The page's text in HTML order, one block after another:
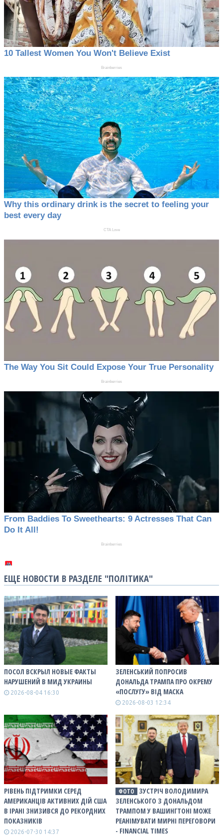
ЕЩЕ НОВОСТИ В РАЗДЕЛЕ "ПОЛІТИКА"
ПОСОЛ ВСКРЫЛ НОВЫЕ ФАКТЫ
НАРУШЕНИЙ В МИД УКРАИНЫ
2026-08-04 16:30
ЗЕЛЕНСЬКИЙ ПОПРОСИВ
ДОНАЛЬДА ТРАМПА ПРО ОКРЕМУ
«ПОСЛУГУ» ВІД МАСКА
2026-08-03 12:34
РІВЕНЬ ПІДТРИМКИ СЕРЕД
АМЕРИКАНЦІВ АКТИВНИХ ДІЙ США
В ІРАНІ ЗНИЗИВСЯ ДО РЕКОРДНИХ
ПОКАЗНИКІВ
2026-07-30 14:37
ФОТО
ЗУСТРІЧ ВОЛОДИМИРА
ЗЕЛЕНСЬКОГО З ДОНАЛЬДОМ
ТРАМПОМ У ВАШИНГТОНІ МОЖЕ
РЕАНІМУВАТИ МИРНІ ПЕРЕГОВОРИ
- FINANCIAL TIMES